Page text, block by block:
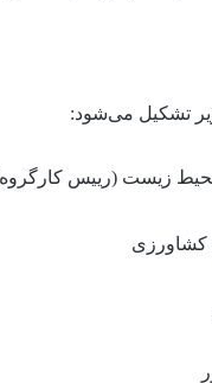
تشکیل میشود:
زیست (رییس
کشاورزی